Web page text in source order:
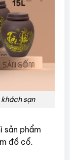
sạn
sản phẩm
đồ cổ.